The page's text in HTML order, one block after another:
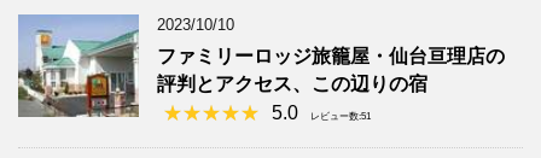
2023/10/10
ファミリーロッジ旅籠屋・仙台亘理店の
評判とアクセス、この辺りの宿
5.0
レビュー数:51